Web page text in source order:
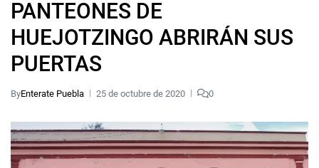
PANTEONES DE
HUEJOTZINGO ABRIRÁN SUS
PUERTAS
ByEnterate Puebla 25 de octubre de 2020 0